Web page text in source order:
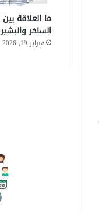
ما العلاقة بين
الساخر
فبراير 19, 2026